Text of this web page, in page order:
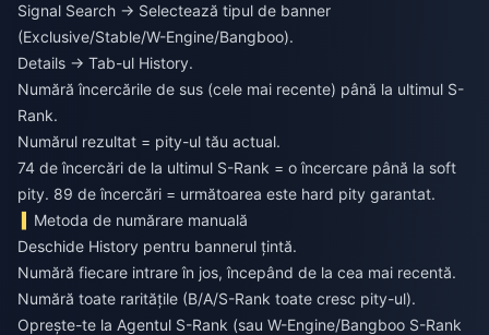
Signal Search → Selectează tipul de banner
(Exclusive/Stable/W-Engine/Bangboo).
Details → Tab-ul History.
Numără încercările de sus (cele mai recente) până la ultimul S-
Rank.
Numărul rezultat = pity-ul tău actual.
74 de încercări de la ultimul S-Rank = o încercare până la soft
pity. 89 de încercări = următoarea este hard pity garantat.
Metoda de numărare manuală
Deschide History pentru bannerul țintă.
Numără fiecare intrare în jos, începând de la cea mai recentă.
Numără toate raritățile (B/A/S-Rank toate cresc pity-ul).
Oprește-te la Agentul S-Rank (sau W-Engine/Bangboo S-Rank